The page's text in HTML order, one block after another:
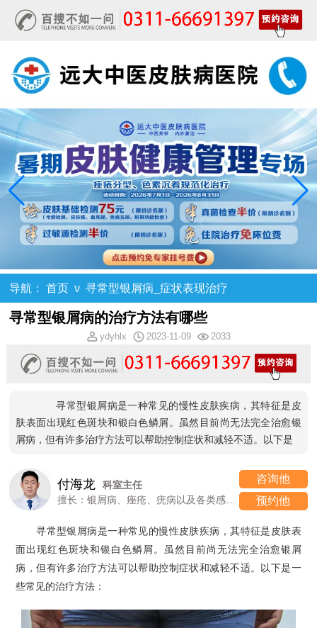
导航： 首页 ν寻常型银屑病_症状表现治疗
寻常型银屑病的治疗方法有哪些
ydyhlx 2023-11-09 2033
寻常型银屑病是一种常见的慢性皮肤疾病，其特征是皮
肤表面出现红色斑块和银白色鳞屑。虽然目前尚无法完全治愈银
屑病，但有许多治疗方法可以帮助控制症状和减轻不适。以下是
付海龙
科室主任
擅长：银屑病、痤疮、疣病以及各类感染性、过敏性皮肤病
咨询他
预约他
寻常型银屑病是一种常见的慢性皮肤疾病，其特征是皮肤表
面出现红色斑块和银白色鳞屑。虽然目前尚无法完全治愈银屑
病，但有许多治疗方法可以帮助控制症状和减轻不适。以下是一
些常见的治疗方法：